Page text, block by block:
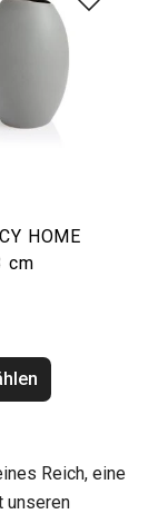
HOME
cm
Reich, eine
unseren